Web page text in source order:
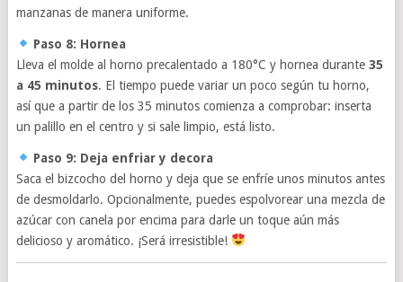
manzanas de manera uniforme.
Paso 8: Hornea
Lleva el molde al horno precalentado a 180°C y hornea durante 35
a 45 minutos. El tiempo puede variar un poco según tu horno,
así que a partir de los 35 minutos comienza a comprobar: inserta
un palillo en el centro y si sale limpio, está listo.
Paso 9: Deja enfriar y decora
Saca el bizcocho del horno y deja que se enfríe unos minutos antes
de desmoldarlo. Opcionalmente, puedes espolvorear una mezcla de
azúcar con canela por encima para darle un toque aún más
delicioso y aromático. ¡Será irresistible!